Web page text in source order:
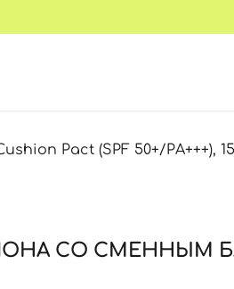
Pact (SPF 50+/PA+++),
СО СМЕННЫМ